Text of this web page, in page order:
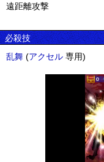
遠距離攻撃
必殺技
乱舞 (アクセル 専用)